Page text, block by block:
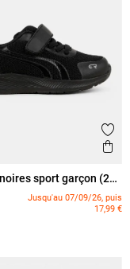
sport garçon (24-
Jusqu'au 07/09/26, puis
17,99 €